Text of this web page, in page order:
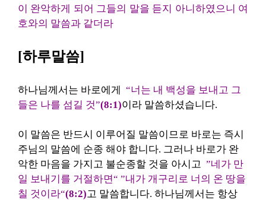
이 완악하게 되어 그들의 말을 듣지 아니하였으니 여
호와의 말씀과 같더라
[하루말씀]
하나님께서는 바로에게 “너는 내 백성을 보내고 그
들은 나를 섬길 것”(8:1)이라 말씀하셨습니다.
이 말씀은 반드시 이루어질 말씀이므로 바로는 즉시
주님의 말씀에 순종 해야 합니다. 그러나 바로가 완
악한 마음을 가지고 불순종할 것을 아시고 ”네가 만
일 보내기를 거절하면“ ”내가 개구리로 너의 온 땅을
칠 것이라“(8:2)고 말씀합니다. 하나님께서는 항상